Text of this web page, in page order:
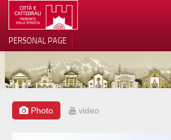
LOCATION
ARCHITECTURE
MUSEUMS
PERSONAL PAGE
Photo video
Your Privacy Choices